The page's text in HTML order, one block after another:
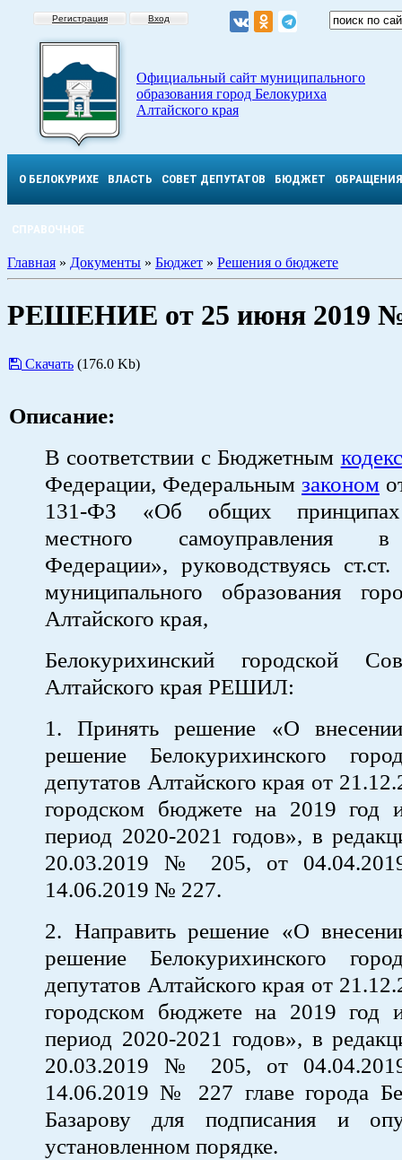
Регистрация Вход
Официальный сайт муниципального
образования город Белокуриха
Алтайского края
О БЕЛОКУРИХЕ ВЛАСТЬ СОВЕТ ДЕПУТАТОВ БЮДЖЕТ ОБРАЩЕНИЯ
СПРАВОЧНОЕ
Главная » Документы » Бюджет » Решения о бюджете
РЕШЕНИЕ от 25 июня 2019
Скачать (176.0 Kb)
Описание:
В соответствии с Бюджетным
Федерации, Федеральным законом
131-ФЗ «Об общих принципах
местного самоуправления в
Федерации», руководствуясь
муниципального образования
Алтайского края,
Белокурихинский городской
Алтайского края РЕШИЛ:
1. Принять решение «О
решение Белокурихинского
депутатов Алтайского края от
городском бюджете на 2019 год
период 2020-2021 годов», в
20.03.2019 № 205, от
14.06.2019 № 227.
2. Направить решение «О
решение Белокурихинского
депутатов Алтайского края от
городском бюджете на 2019 год
период 2020-2021 годов», в
20.03.2019 № 205, от
14.06.2019 № 227 главе города
Базарову для подписания и
установленном порядке.